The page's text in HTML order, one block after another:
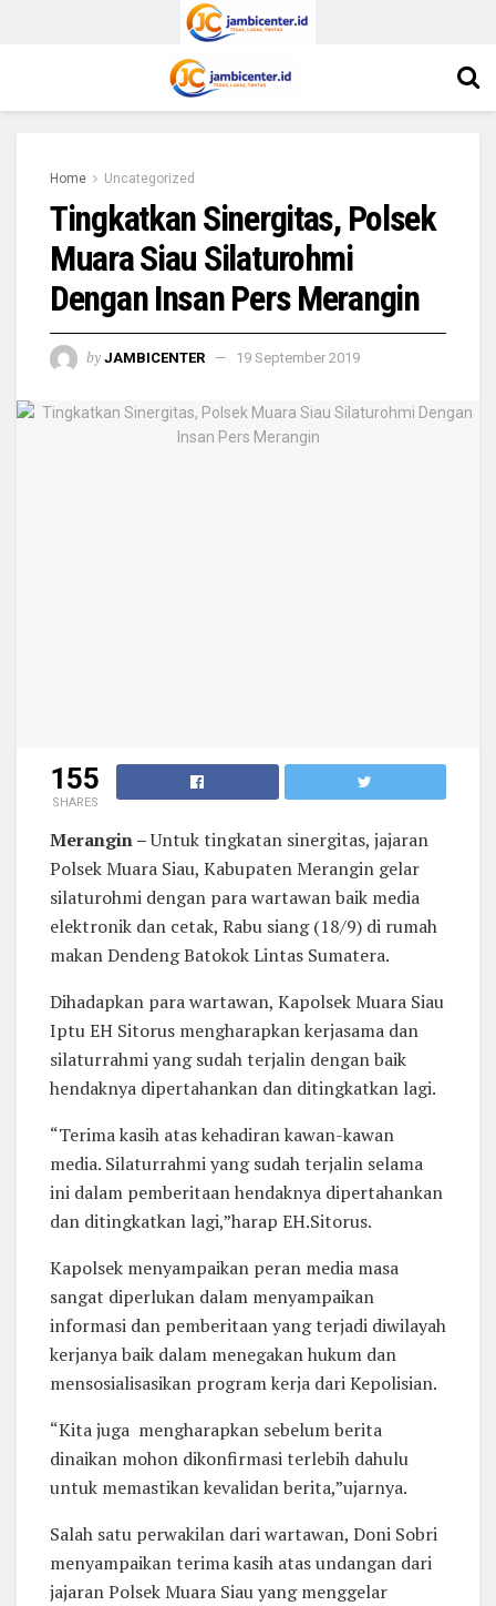
Home Uncategorized
Tingkatkan Sinergitas, Polsek
Muara Siau Silaturohmi
Dengan Insan Pers Merangin
by JAMBICENTER 19 September 2019
155
SHARES
Merangin –Untuk tingkatan sinergitas, jajaran
Polsek Muara Siau, Kabupaten Merangin gelar
silaturohmi dengan para wartawan baik media
elektronik dan cetak, Rabu siang (18/9) di rumah
makan Dendeng Batokok Lintas Sumatera.
Dihadapkan para wartawan, Kapolsek Muara Siau
Iptu EH Sitorus mengharapkan kerjasama dan
silaturrahmi yang sudah terjalin dengan baik
hendaknya dipertahankan dan ditingkatkan lagi.
“Terima kasih atas kehadiran kawan-kawan
media. Silaturrahmi yang sudah terjalin selama
ini dalam pemberitaan hendaknya dipertahankan
dan ditingkatkan lagi,”harap EH.Sitorus.
Kapolsek menyampaikan peran media masa
sangat diperlukan dalam menyampaikan
informasi dan pemberitaan yang terjadi diwilayah
kerjanya baik dalam menegakan hukum dan
mensosialisasikan program kerja dari Kepolisian.
“Kita juga mengharapkan sebelum berita
dinaikan mohon dikonfirmasi terlebih dahulu
untuk memastikan kevalidan berita,”ujarnya.
Salah satu perwakilan dari wartawan, Doni Sobri
menyampaikan terima kasih atas undangan dari
jajaran Polsek Muara Siau yang menggelar